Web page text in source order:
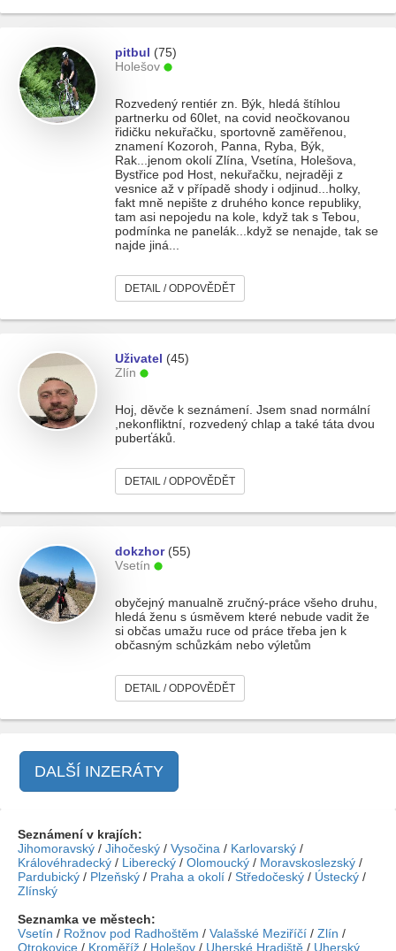
pitbul (75)
Holešov
Rozvedený rentiér zn. Býk, hledá štíhlou
partnerku od 60let, na covid neočkovanou
řidičku nekuřačku, sportovně zaměřenou,
znamení Kozoroh, Panna, Ryba, Býk,
Rak...jenom okolí Zlína, Vsetína, Holešova,
Bystřice pod Host, nekuřačku, nejraději z
vesnice až v případě shody i odjinud...holky,
fakt mně nepište z druhého konce republiky,
tam asi nepojedu na kole, když tak s Tebou,
podmínka ne panelák...když se nenajde, tak se
najde jiná...
DETAIL / ODPOVĚDĚT
Uživatel (45)
Zlín
Hoj, děvče k seznámení. Jsem snad normální
,nekonfliktní, rozvedený chlap a také táta dvou
puberťáků.
DETAIL / ODPOVĚDĚT
dokzhor(55)
Vsetín
obyčejný manualně zručný-práce všeho druhu,
hledá ženu s úsměvem které nebude vadit že
si občas umažu ruce od práce třeba jen k
občasným schůzkám nebo výletům
DETAIL / ODPOVĚDĚT
DALŠÍ INZERÁTY
Seznámení v krajích:
Jihomoravský / Jihočeský / Vysočina / Karlovarský /
Královéhradecký / Liberecký / Olomoucký / Moravskoslezský /
Pardubický / Plzeňský / Praha a okolí / Středočeský / Ústecký /
Zlínský
Seznamka ve městech:
Vsetín / Rožnov pod Radhoštěm / Valašské Meziříčí / Zlín /
Otrokovice / Kroměříž / Holešov / Uherské Hradiště / Uherský